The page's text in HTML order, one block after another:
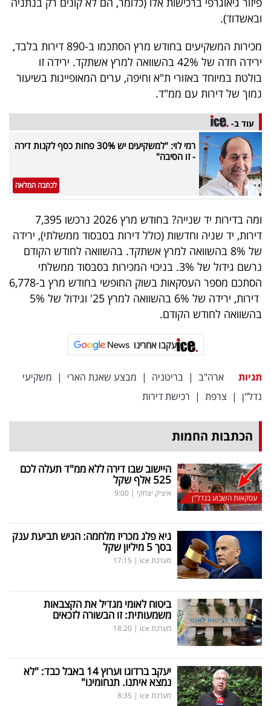
ובאשדוד).
מכירות המשקיעים בחודש מרץ הסתכמו ב-890 דירות בלבד,
ירידה חדה של 42% בהשוואה למרץ אשתקד. ירידה זו
בולטת במיוחד באזורי ת"א וחיפה, ערים המאופיינות בשיעור
נמוך של דירות עם ממ"ד.
עוד ב-
רמי לוי: "למשקיעים יש 30% פחות כסף לקנות דירה
- זו הסיבה"
לכתבה המלאה
ומה בדירות יד שנייה? בחודש מרץ 2026 נרכשו 7,395
דירות, יד שניה וחדשות (כולל דירות בסבסוד ממשלתי), ירידה
של 8% בהשוואה למרץ אשתקד. בהשוואה לחודש הקודם
נרשם גידול של 3%. בניכוי המכירות בסבסוד ממשלתי
הסתכם מספר העסקאות בשוק החופשי בחודש מרץ ב-6,778
דירות, ירידה של 6% בהשוואה למרץ 25' וגידול של 5%
בהשוואה לחודש הקודם.
עקבו אחרינו
תגיות ארה"ב | בריטניה | מבצע שאגת הארי | משקיעי
נדל"ן | צרפת | רכישת דירות
הכתבות החמות
עסקאות השבוע בנדל"ן
היישוב שבו דירה ללא ממ"ד תעלה לכם
525 אלף שקל
איציק יצחקי |
9:00
גיא פלג מכריז מלחמה: הגיש תביעת ענק
בסך 5 מיליון שקל
מערכת ice |
17:15
ביטוח לאומי מגדיל את הקצבאות
משמעותית: זו הבשורה לזכאים
מערכת ice |
18:20
יעקב ברדוגו וערוץ 14 באבל כבד: "לא
נמצא איתנו. תנחומינו"
מערכת ice |
8:35